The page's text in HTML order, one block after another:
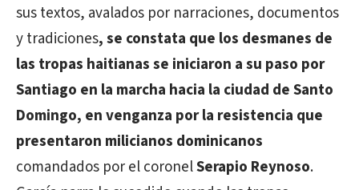
sus textos, avalados por narraciones, documentos
y tradiciones, se constata que los desmanes de
las tropas haitianas se iniciaron a su paso por
Santiago en la marcha hacia la ciudad de Santo
Domingo, en venganza por la resistencia que
presentaron milicianos dominicanos
comandados por el coronelSerapio Reynoso.